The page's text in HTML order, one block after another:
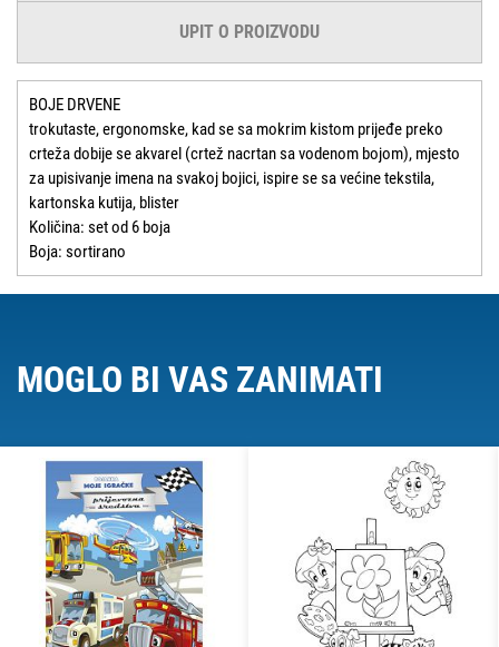
UPIT O PROIZVODU
BOJE DRVENE
trokutaste, ergonomske, kad se sa mokrim kistom prijeđe preko
crteža dobije se akvarel (crtež nacrtan sa vodenom bojom), mjesto
za upisivanje imena na svakoj bojici, ispire se sa većine tekstila,
kartonska kutija, blister
Količina: set od 6 boja
Boja: sortirano
MOGLO BI VAS ZANIMATI